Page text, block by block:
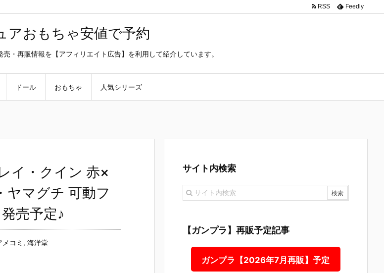
アおもちゃ安値で予約
・再販情報を【アフィリエイト広告】を利用して紹介しています。
ドール おもちゃ 人気シリーズ
RSS Feedly
イ・クイン 赤×
マグチ 可動フ
売予定♪
メコミ , 海洋堂
サイト内検索
【ガンプラ】再販予定記事
ガンプラ【2026年7月再販】予定